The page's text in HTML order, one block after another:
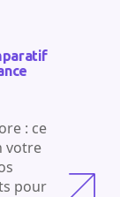
: ce
votre
pour